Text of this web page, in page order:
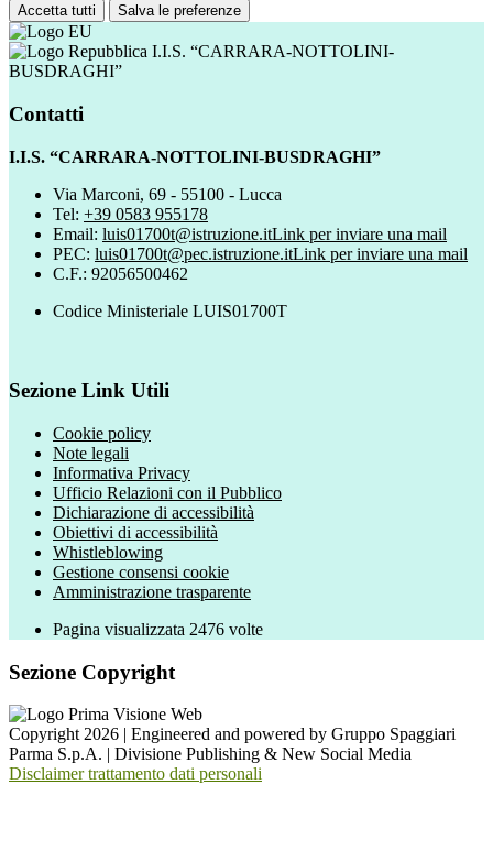
Accetta tutti Salva le preferenze
I.I.S. “CARRARA-NOTTOLINI-
BUSDRAGHI”
Contatti
I.I.S. “CARRARA-NOTTOLINI-BUSDRAGHI”
Via Marconi, 69 - 55100 - Lucca
Tel: +39 0583 955178
Email: luis01700t@istruzione.itLink per inviare una mail
PEC: luis01700t@pec.istruzione.itLink per inviare una mail
C.F.: 92056500462
Codice Ministeriale LUIS01700T
Sezione Link Utili
Cookie policy
Note legali
Informativa Privacy
Ufficio Relazioni con il Pubblico
Dichiarazione di accessibilità
Obiettivi di accessibilità
Whistleblowing
Gestione consensi cookie
Amministrazione trasparente
Pagina visualizzata 2476 volte
Sezione Copyright
Copyright 2026 | Engineered and powered by Gruppo Spaggiari
Parma S.p.A. | Divisione Publishing & New Social Media
Disclaimer trattamento dati personali